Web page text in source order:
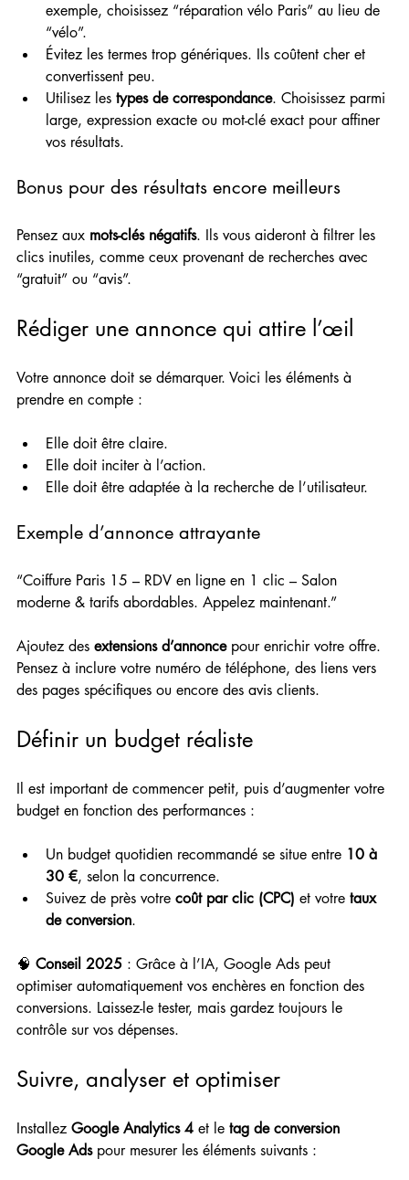
exemple, choisissez “réparation vélo Paris” au lieu de
“vélo”.
Évitez les termes trop génériques. Ils coûtent cher et
convertissent peu.
Utilisez les types de correspondance. Choisissez parmi
large, expression exacte ou mot-clé exact pour affiner
vos résultats.
Bonus pour des résultats encore meilleurs
Pensez aux mots-clés négatifs. Ils vous aideront à filtrer les
clics inutiles, comme ceux provenant de recherches avec
“gratuit” ou “avis”.
Rédiger une annonce qui attire l’œil
Votre annonce doit se démarquer. Voici les éléments à
prendre en compte :
Elle doit être claire.
Elle doit inciter à l’action.
Elle doit être adaptée à la recherche de l’utilisateur.
Exemple d’annonce attrayante
“Coiffure Paris 15 – RDV en ligne en 1 clic – Salon
moderne & tarifs abordables. Appelez maintenant.”
Ajoutez des extensions d’annonce pour enrichir votre offre.
Pensez à inclure votre numéro de téléphone, des liens vers
des pages spécifiques ou encore des avis clients.
Définir un budget réaliste
Il est important de commencer petit, puis d’augmenter votre
budget en fonction des performances :
Un budget quotidien recommandé se situe entre 10 à
30 €, selon la concurrence.
Suivez de près votre coût par clic (CPC) et votre taux
de conversion.
🧠 Conseil 2025 : Grâce à l’IA, Google Ads peut
optimiser automatiquement vos enchères en fonction des
conversions. Laissez-le tester, mais gardez toujours le
contrôle sur vos dépenses.
Suivre, analyser et optimiser
Installez Google Analytics 4 et le tag de conversion
Google Ads pour mesurer les éléments suivants :